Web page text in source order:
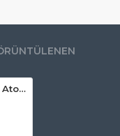
Auguse Era v4 MTL RTA Atomizer Camı